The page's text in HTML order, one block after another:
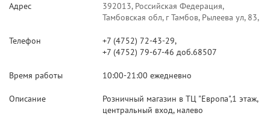
Адрес
392013, Российская Федерация,
Тамбовская обл, г Тамбов, Рылеева ул, 83,
Телефон
+7 (4752) 72-43-29,
+7 (4752) 79-67-46 доб.68507
Время работы 10:00-21:00 ежедневно
Описание
Розничный магазин в ТЦ "Европа",1 этаж,
центральный вход, налево